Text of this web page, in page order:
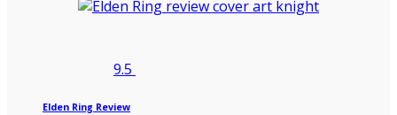
9.5
Elden Ring Review